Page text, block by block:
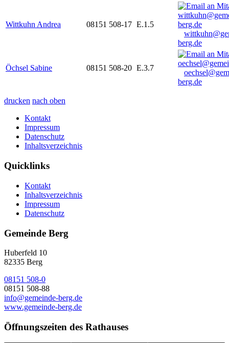
Wittkuhn Andrea 08151 508-17 E.1.5
berg.de
Öchsel Sabine 08151 508-20 E.3.7
berg.de
drucken nach oben
Kontakt
Impressum
Datenschutz
Inhaltsverzeichnis
Quicklinks
Kontakt
Inhaltsverzeichnis
Impressum
Datenschutz
Gemeinde Berg
Huberfeld 10
82335 Berg
08151 508-0
08151 508-88
info@gemeinde-berg.de
www.gemeinde-berg.de
Öffnungszeiten des Rathauses